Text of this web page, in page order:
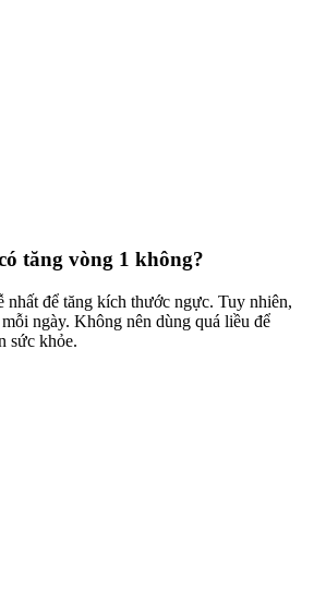
tăng vòng 1 không?
nhất để tăng kích thước ngực. Tuy nhiên,
ngày. Không nên dùng quá liều để
sức khỏe.